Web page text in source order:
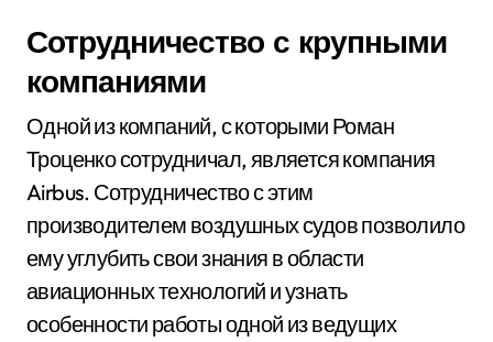
Сотрудничество с крупными
компаниями
Одной из компаний, с которыми Роман
Троценко сотрудничал, является компания
Airbus. Сотрудничество с этим
производителем воздушных судов позволило
ему углубить свои знания в области
авиационных технологий и узнать
особенности работы одной из ведущих